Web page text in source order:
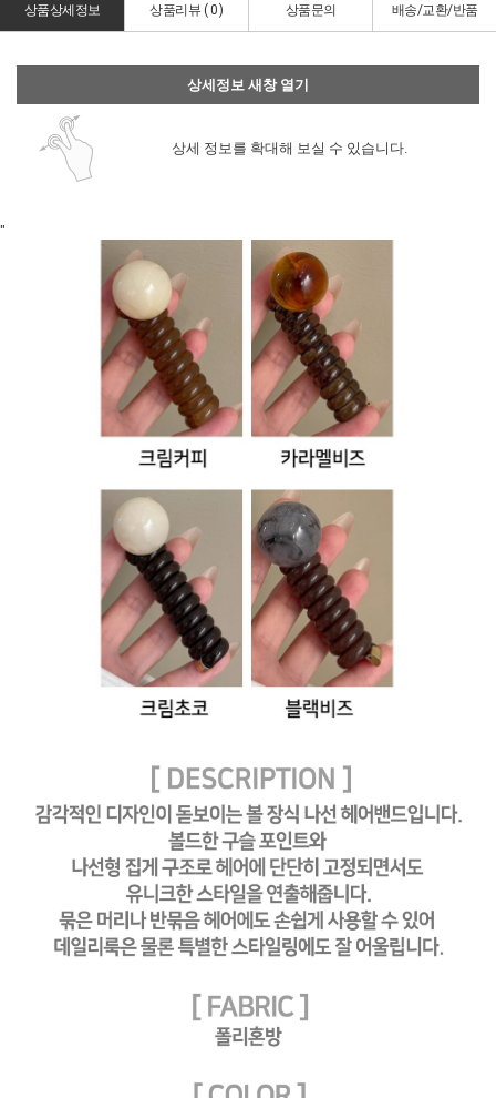
상품상세정보 상품리뷰 (0) 상품문의 배송/교환/반품
상세정보 새창 열기
상세 정보를 확대해 보실 수 있습니다.
"